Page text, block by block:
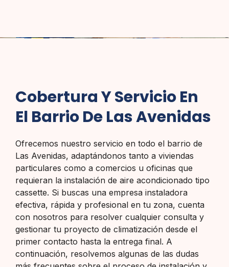
Cobertura Y Servicio En
El Barrio De Las Avenidas
Ofrecemos nuestro servicio en todo el barrio de
Las Avenidas, adaptándonos tanto a viviendas
particulares como a comercios u oficinas que
requieran la instalación de aire acondicionado tipo
cassette. Si buscas una empresa instaladora
efectiva, rápida y profesional en tu zona, cuenta
con nosotros para resolver cualquier consulta y
gestionar tu proyecto de climatización desde el
primer contacto hasta la entrega final. A
continuación, resolvemos algunas de las dudas